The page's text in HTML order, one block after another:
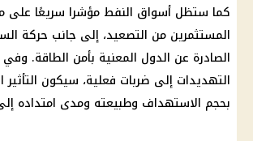
كما ستظل أسواق النفط مؤشرا سريعًا
المستثمرين من التصعيد، إلى جانب حركة
الصادرة عن الدول المعنية بأمن الطاقة.
التهديدات إلى ضربات فعلية، سيكون التأثير
بحجم الاستهداف وطبيعته ومدى امتداده